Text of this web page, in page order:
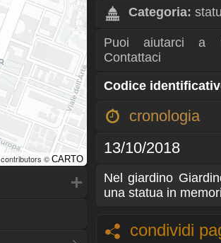
contributors © CARTO
Categoria:
Puoi aiutarci a
Contattaci
Codice
cronologia
13/10/2018
Nel giardino
una statua in
condividi